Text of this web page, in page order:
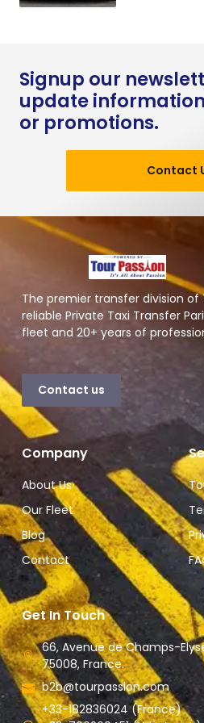
Signup our
update
or promotions.
Contact
The premier transfer division of
reliable Private Taxi Transfer
fleet and 20+ years of
Contact us
Company
About Us
Our Fleet
Blog
Contact
Get In Touch
66, Avenue de Champs-
75008, France.
b2b@tourpassion.com
+33-182836024 (France)